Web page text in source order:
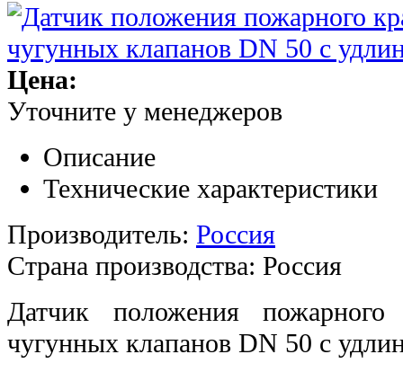
Цена:
Уточните у менеджеров
Описание
Технические характеристики
Производитель: Россия
Страна производства: Россия
Датчик положения
чугунных клапанов DN 50 с